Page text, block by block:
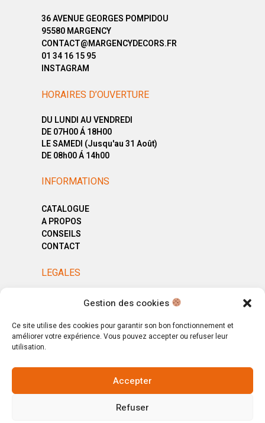
Gestion des cookies
Ce site utilise des cookies pour garantir son bon fonctionnement et
améliorer votre expérience. Vous pouvez accepter ou refuser leur
utilisation.
Accepter
Refuser
36 AVENUE GEORGES POMPIDOU
95580 MARGENCY
CONTACT@MARGENCYDECORS.FR
01 34 16 15 95
INSTAGRAM
HORAIRES D’OUVERTURE
DU LUNDI AU VENDREDI
DE 07H00 Á 18H00
LE SAMEDI (Jusqu'au 31 Août)
DE 08h00 Á 14h00
INFORMATIONS
CATALOGUE
A PROPOS
CONSEILS
CONTACT
LEGALES
MENTIONS LÉGALES
CGV
© Copyright 2025. All Rights Reserved.